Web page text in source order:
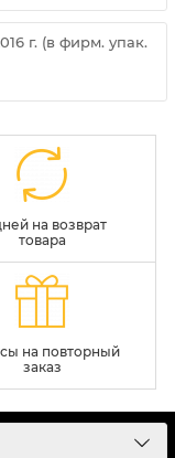
г. (в фирм. упак.
на возврат
товара
на повторный
заказ